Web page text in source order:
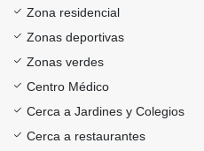
Zona residencial
Zonas deportivas
Zonas verdes
Centro Médico
Cerca a Jardines y Colegios
Cerca a restaurantes